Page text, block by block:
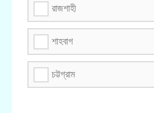
রাজশাহী
শাহবাগ
চট্টগ্রাম